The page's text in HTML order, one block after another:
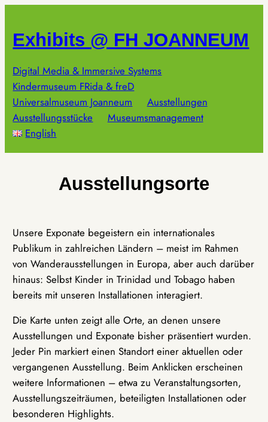
springen
Exhibits @ FH JOANNEUM
Digital Media & Immersive Systems
Kindermuseum FRida & freD
Universalmuseum Joanneum
Ausstellungen
Ausstellungsstücke
Museumsmanagement
English
Ausstellungsorte
Unsere Exponate begeistern ein internationales
Publikum in zahlreichen Ländern – meist im Rahmen
von Wanderausstellungen in Europa, aber auch darüber
hinaus: Selbst Kinder in Trinidad und Tobago haben
bereits mit unseren Installationen interagiert.
Die Karte unten zeigt alle Orte, an denen unsere
Ausstellungen und Exponate bisher präsentiert wurden.
Jeder Pin markiert einen Standort einer aktuellen oder
vergangenen Ausstellung. Beim Anklicken erscheinen
weitere Informationen – etwa zu Veranstaltungsorten,
Ausstellungszeiträumen, beteiligten Installationen oder
besonderen Highlights.